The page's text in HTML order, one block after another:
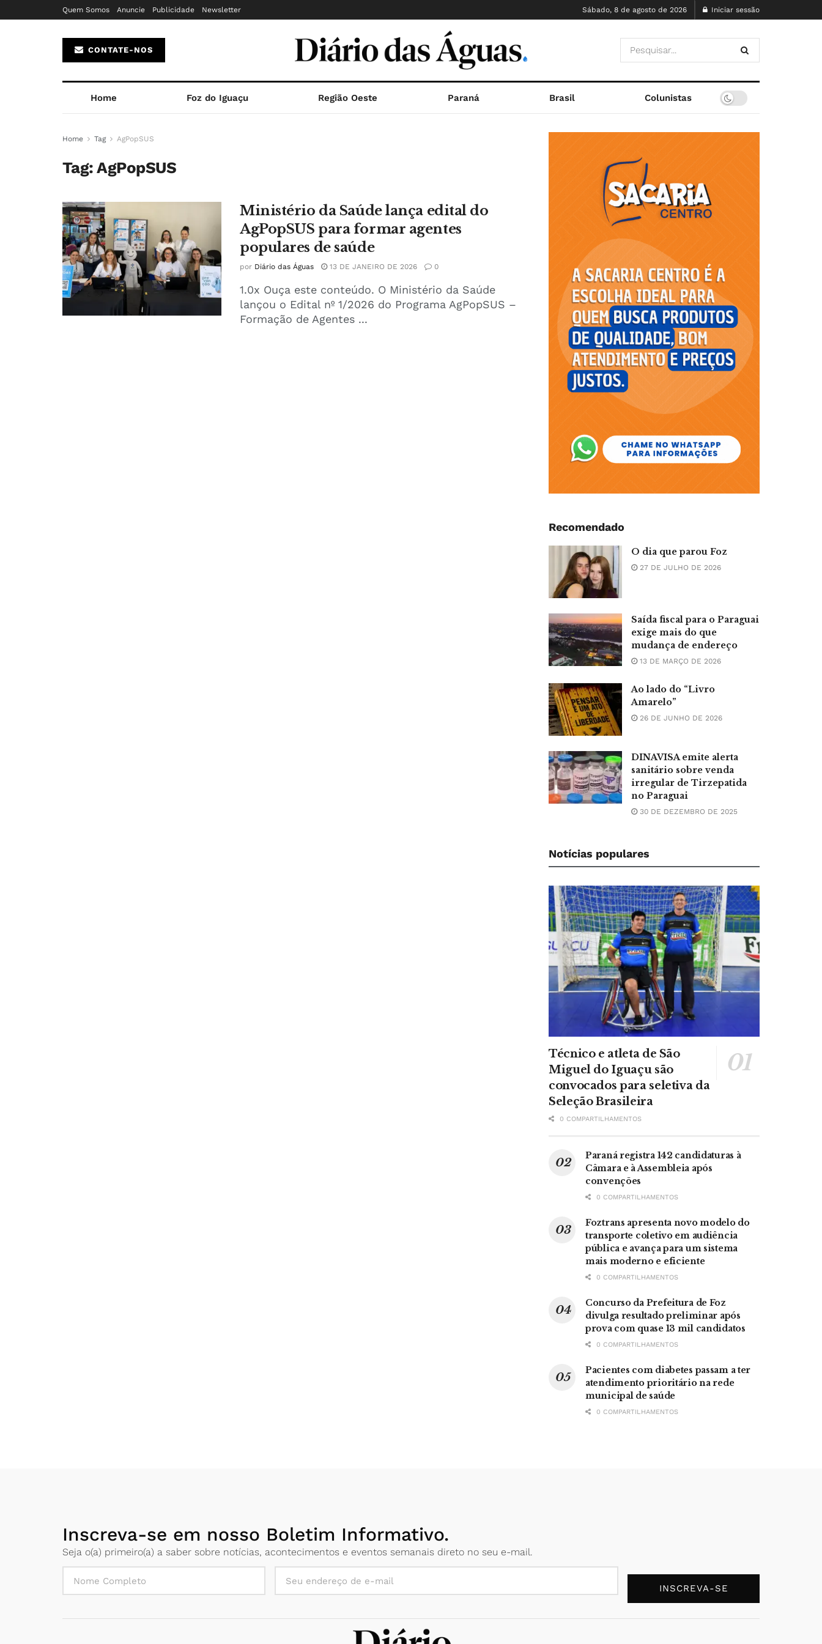
Quem Somos Anuncie Publicidade Newsletter Sábado, 8 de agosto de 2026 Iniciar sessão
CONTATE-NOS
Home Foz do Iguaçu Região Oeste Paraná Brasil Colunistas
Home Tag AgPopSUS
Tag:AgPopSUS
Ministério da Saúde lança edital do
AgPopSUS para formar agentes
populares de saúde
por Diário das Águas 13 DE JANEIRO DE 2026 0
1.0x Ouça este conteúdo. O Ministério da Saúde
lançou o Edital nº 1/2026 do Programa AgPopSUS –
Formação de Agentes ...
Recomendado
O dia que parou Foz
27 DE JULHO DE 2026
Saída fiscal para o Paraguai
exige mais do que
mudança de endereço
13 DE MARÇO DE 2026
Ao lado do “Livro
Amarelo”
26 DE JUNHO DE 2026
DINAVISA emite alerta
sanitário sobre venda
irregular de Tirzepatida
no Paraguai
30 DE DEZEMBRO DE 2025
Notícias populares
Técnico e atleta de São
Miguel do Iguaçu são
convocados para seletiva da
Seleção Brasileira
0 COMPARTILHAMENTOS
Paraná registra 142 candidaturas à
Câmara e à Assembleia após
convenções
0 COMPARTILHAMENTOS
Foztrans apresenta novo modelo do
transporte coletivo em audiência
pública e avança para um sistema
mais moderno e eficiente
0 COMPARTILHAMENTOS
Concurso da Prefeitura de Foz
divulga resultado preliminar após
prova com quase 13 mil candidatos
0 COMPARTILHAMENTOS
Pacientes com diabetes passam a ter
atendimento prioritário na rede
municipal de saúde
0 COMPARTILHAMENTOS
Inscreva-se em nosso Boletim Informativo.
Seja o(a) primeiro(a) a saber sobre notícias, acontecimentos e eventos semanais direto no seu e-mail.
INSCREVA-SE